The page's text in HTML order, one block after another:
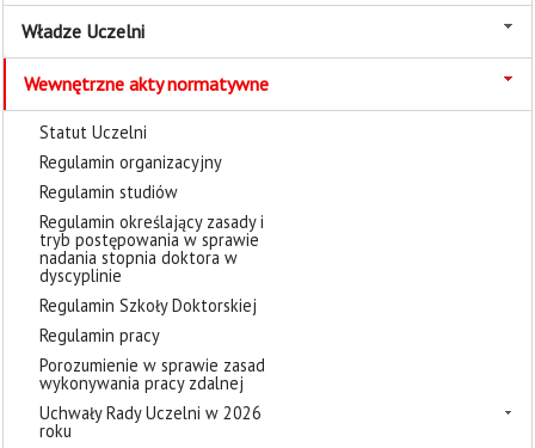
Władze Uczelni
Wewnętrzne akty normatywne
Statut Uczelni
Regulamin organizacyjny
Regulamin studiów
Regulamin określający zasady i
tryb postępowania w sprawie
nadania stopnia doktora w
dyscyplinie
Regulamin Szkoły Doktorskiej
Regulamin pracy
Porozumienie w sprawie zasad
wykonywania pracy zdalnej
Uchwały Rady Uczelni w 2026
roku